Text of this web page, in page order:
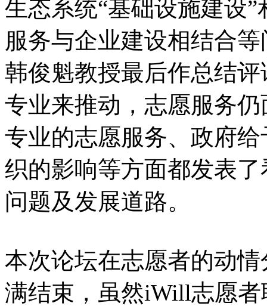
生态系统“基础设施建设
服务与企业建设相结合
韩俊魁教授最后作总结
专业来推动，志愿服务
专业的志愿服务、政府
织的影响等方面都发表
问题及发展道路。
本次论坛在志愿者的动
满结束，虽然iWill志愿